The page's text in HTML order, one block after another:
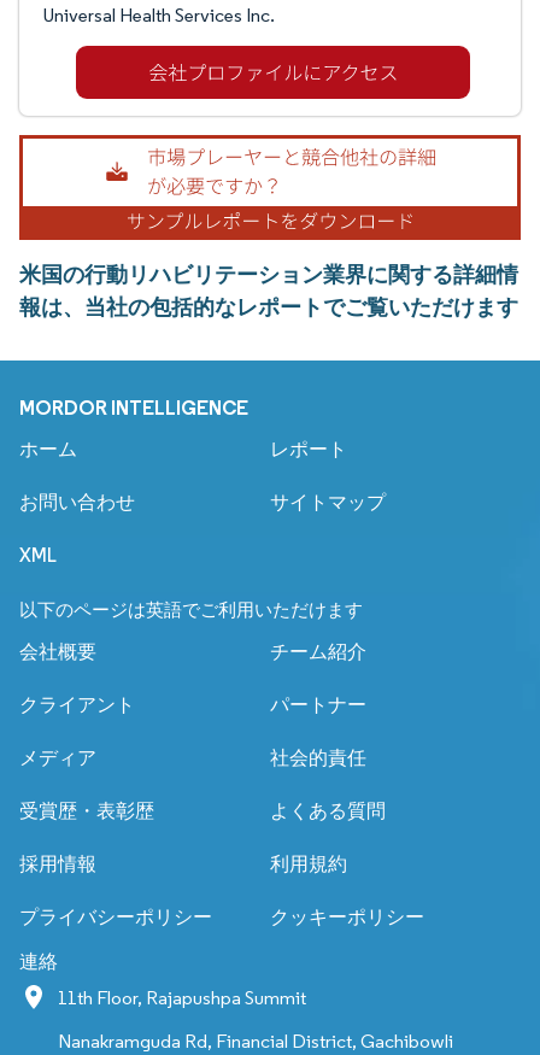
Universal Health Services Inc.
米国の行動リハビリテーション業界に関する詳細情
報は、当社の包括的なレポートでご覧いただけます
MORDOR INTELLIGENCE
ホーム レポート
お問い合わせ サイトマップ
XML
以下のページは英語でご利用いただけます
会社概要 チーム紹介
クライアント パートナー
メディア 社会的責任
受賞歴・表彰歴 よくある質問
採用情報 利用規約
プライバシーポリシー クッキーポリシー
連絡
11th Floor, Rajapushpa Summit
Nanakramguda Rd, Financial District, Gachibowli